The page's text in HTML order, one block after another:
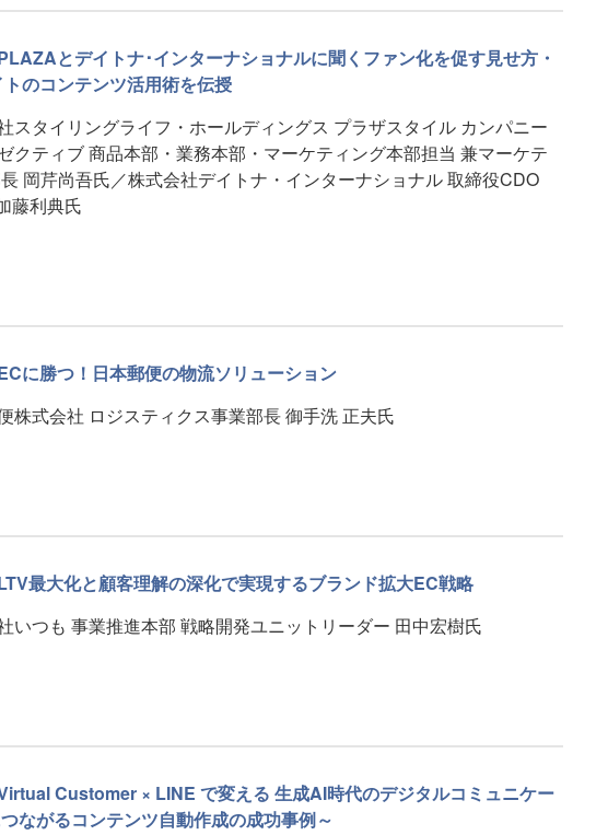
とデイトナ･インターナショナルに聞くファン化を促す見せ方・
のコンテンツ活用術を伝授
スタイリングライフ・ホールディングス プラザスタイル カンパニー
クティブ 商品本部・業務本部・マーケティング本部担当 兼マーケテ
岡芹尚吾氏／株式会社デイトナ・インターナショナル 取締役CDO
藤利典氏
に勝つ！日本郵便の物流ソリューション
株式会社 ロジスティクス事業部長 御手洗 正夫氏
最大化と顧客理解の深化で実現するブランド拡大EC戦略
いつも 事業推進本部 戦略開発ユニットリーダー 田中宏樹氏
Customer × LINE で変える 生成AI時代のデジタルコミュニケー
ながるコンテンツ自動作成の成功事例～